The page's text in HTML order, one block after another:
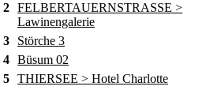
2 FELBERTAUERNSTRASSE >
Lawinengalerie
3
Störche 3
4 Büsum 02
5 THIERSEE > Hotel Charlotte